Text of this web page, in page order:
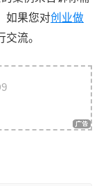
如果您对创业做
流。